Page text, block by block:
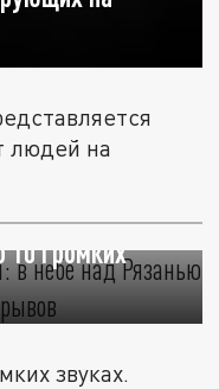
людей на
в небе над
10 громких
звуках.